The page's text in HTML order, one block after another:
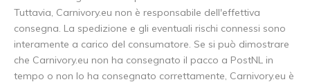
Tuttavia, Carnivory.eu non è responsabile dell'effettiva
consegna. La spedizione e gli eventuali rischi connessi sono
interamente a carico del consumatore. Se si può dimostrare
che Carnivory.eu non ha consegnato il pacco a PostNL in
tempo o non lo ha consegnato correttamente, Carnivory.eu è